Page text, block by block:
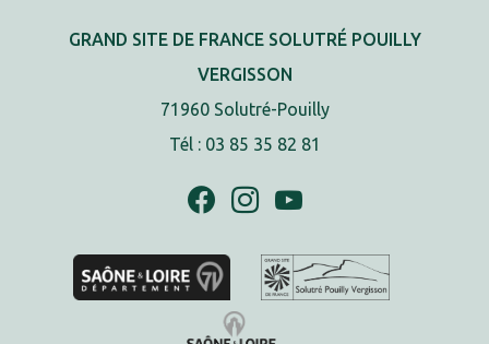
GRAND SITE DE FRANCE SOLUTRÉ POUILLY
VERGISSON
71960 Solutré-Pouilly
Tél : 03 85 35 82 81